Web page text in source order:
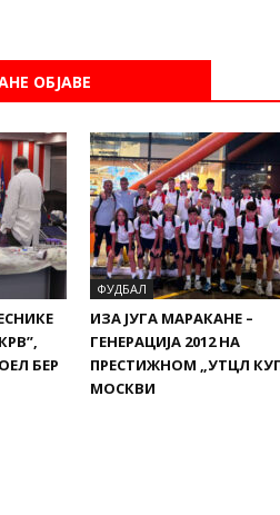
ОБЈАВЕ
БЕР
ФУДБАЛ
ИЗА ЈУГА МАРАКАНЕ –
ГЕНЕРАЦИЈА 2012 НА
ПРЕСТИЖНОМ „УТЦЛ
МОСКВИ